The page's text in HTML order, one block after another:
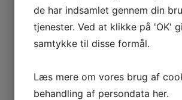
tagrenden: 500 kr.
Udvendig vask af tagrende 10,- pr.
de har indsamlet gennem din
tjenester. Ved at klikke på 'OK'
samtykke til disse formål.
Læs mere om vores brug af
behandling af persondata her.